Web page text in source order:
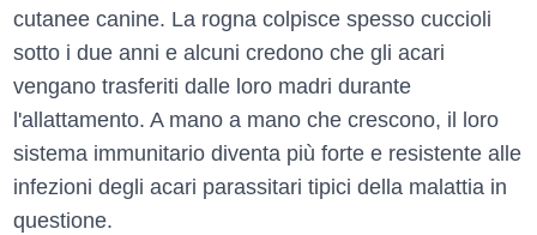
cutanee canine. La rogna colpisce spesso cuccioli
sotto i due anni e alcuni credono che gli acari
vengano trasferiti dalle loro madri durante
l'allattamento. A mano a mano che crescono, il loro
sistema immunitario diventa più forte e resistente alle
infezioni degli acari parassitari tipici della malattia in
questione.